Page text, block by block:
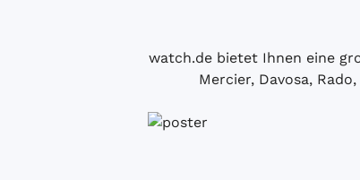
watch.de bietet Ihnen eine
Mercier, Davosa,